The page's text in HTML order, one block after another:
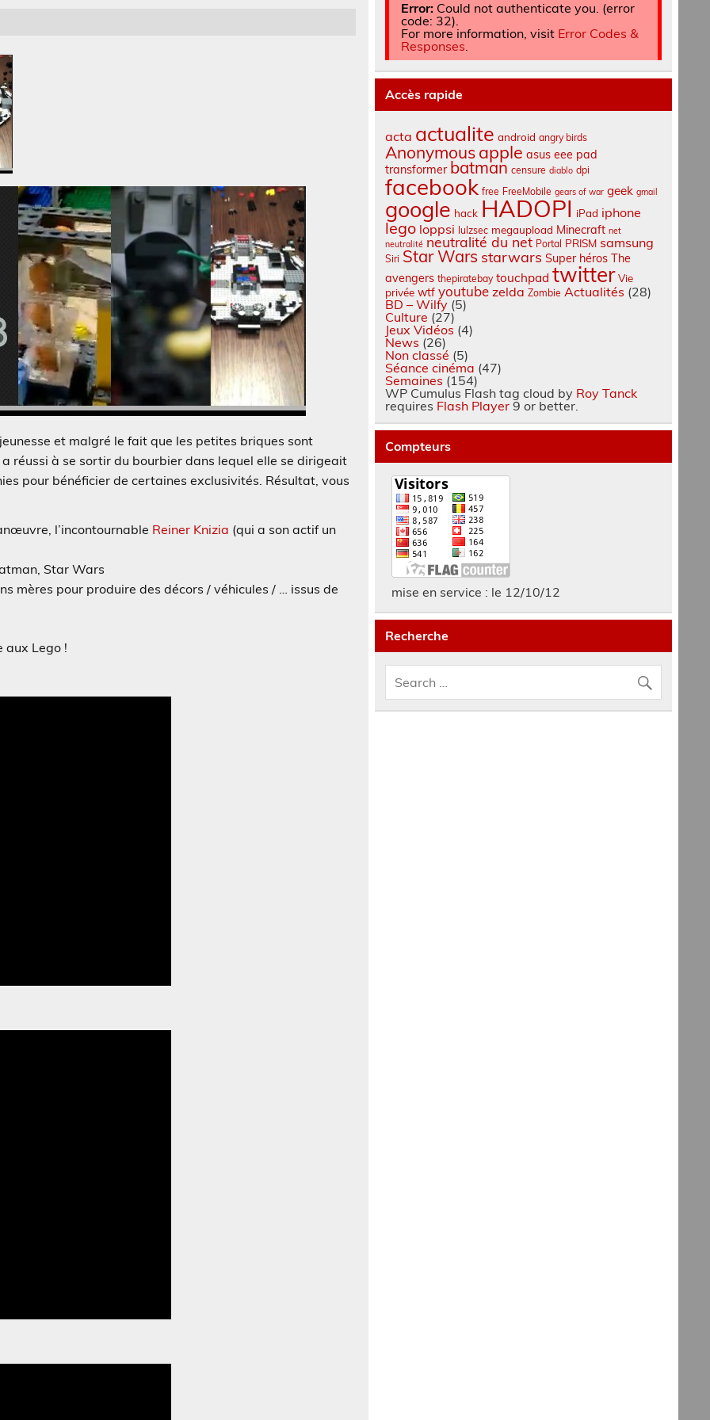
et malgré le fait que les petites briques sont
réussi à se sortir du bourbier dans lequel elle se dirigeait
pour bénéficier de certaines exclusivités. Résultat, vous
l’incontournable Reiner Knizia (qui a son actif un
Star Wars
mères pour produire des décors / véhicules / … issus de
aux Lego !
Error: Could not authenticate you. (error
code: 32).
For more information, visit Error Codes &
Responses
Accès rapide
acta actualite android angry birds
Anonymousapple asus eee pad
transformer batman censure diablo dpi
facebook free FreeMobile gears of war geek gmail
google hack HADOPI iPad iphone
lego loppsi lulzsec megaupload Minecraft net
neutralité neutralité du net Portal PRISM samsung
Siri Star Wars starwars Super héros The
avengers thepiratebay touchpad twitter Vie
privée wtf youtube zelda Zombie Actualités (28)
BD – Wilfy (5)
Culture (27)
Jeux Vidéos (4)
News (26)
Non classé (5)
Séance cinéma (47)
Semaines (154)
WP Cumulus Flash tag cloud by Roy Tanck
requires Flash Player 9 or better.
Compteurs
mise en service : le 12/10/12
Recherche